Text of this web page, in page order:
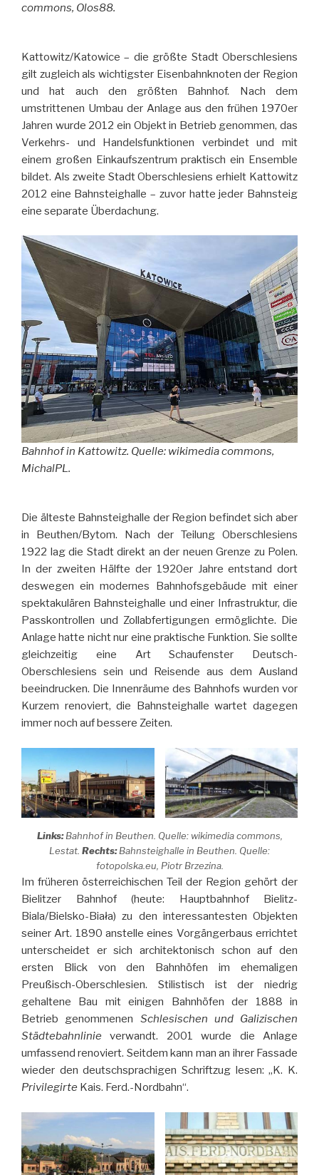
commons, Olos88.
Kattowitz/Katowice – die größte Stadt Oberschlesiens
gilt zugleich als wichtigster Eisenbahnknoten der Region
und hat auch den größten Bahnhof. Nach dem
umstrittenen Umbau der Anlage aus den frühen 1970er
Jahren wurde 2012 ein Objekt in Betrieb genommen, das
Verkehrs- und Handelsfunktionen verbindet und mit
einem großen Einkaufszentrum praktisch ein Ensemble
bildet. Als zweite Stadt Oberschlesiens erhielt Kattowitz
2012 eine Bahnsteighalle – zuvor hatte jeder Bahnsteig
eine separate Überdachung.
Bahnhof in Kattowitz. Quelle: wikimedia commons,
MichalPL.
Die älteste Bahnsteighalle der Region befindet sich aber
in Beuthen/Bytom. Nach der Teilung Oberschlesiens
1922 lag die Stadt direkt an der neuen Grenze zu Polen.
In der zweiten Hälfte der 1920er Jahre entstand dort
deswegen ein modernes Bahnhofsgebäude mit einer
spektakulären Bahnsteighalle und einer Infrastruktur, die
Passkontrollen und Zollabfertigungen ermöglichte. Die
Anlage hatte nicht nur eine praktische Funktion. Sie sollte
gleichzeitig eine Art Schaufenster Deutsch-
Oberschlesiens sein und Reisende aus dem Ausland
beeindrucken. Die Innenräume des Bahnhofs wurden vor
Kurzem renoviert, die Bahnsteighalle wartet dagegen
immer noch auf bessere Zeiten.
Links:Bahnhof in Beuthen. Quelle: wikimedia commons,
Lestat. Rechts:Bahnsteighalle in Beuthen. Quelle:
fotopolska.eu, Piotr Brzezina.
Im früheren österreichischen Teil der Region gehört der
Bielitzer Bahnhof (heute: Hauptbahnhof Bielitz-
Biala/Bielsko-Biała) zu den interessantesten Objekten
seiner Art. 1890 anstelle eines Vorgängerbaus errichtet
unterscheidet er sich architektonisch schon auf den
ersten Blick von den Bahnhöfen im ehemaligen
Preußisch-Oberschlesien. Stilistisch ist der niedrig
gehaltene Bau mit einigen Bahnhöfen der 1888 in
Betrieb genommenen Schlesischen und Galizischen
Städtebahnlinie verwandt. 2001 wurde die Anlage
umfassend renoviert. Seitdem kann man an ihrer Fassade
wieder den deutschsprachigen Schriftzug lesen: „K. K.
Privilegirte Kais. Ferd.-Nordbahn“.